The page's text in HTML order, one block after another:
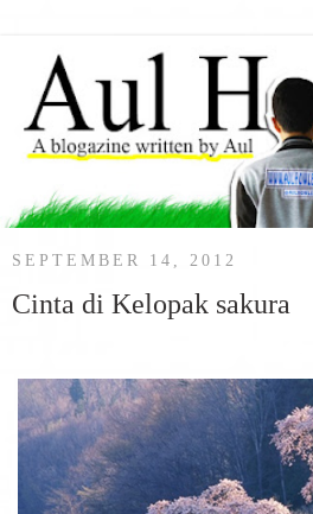
SEPTEMBER 14, 2012
Cinta di Kelopak sakura